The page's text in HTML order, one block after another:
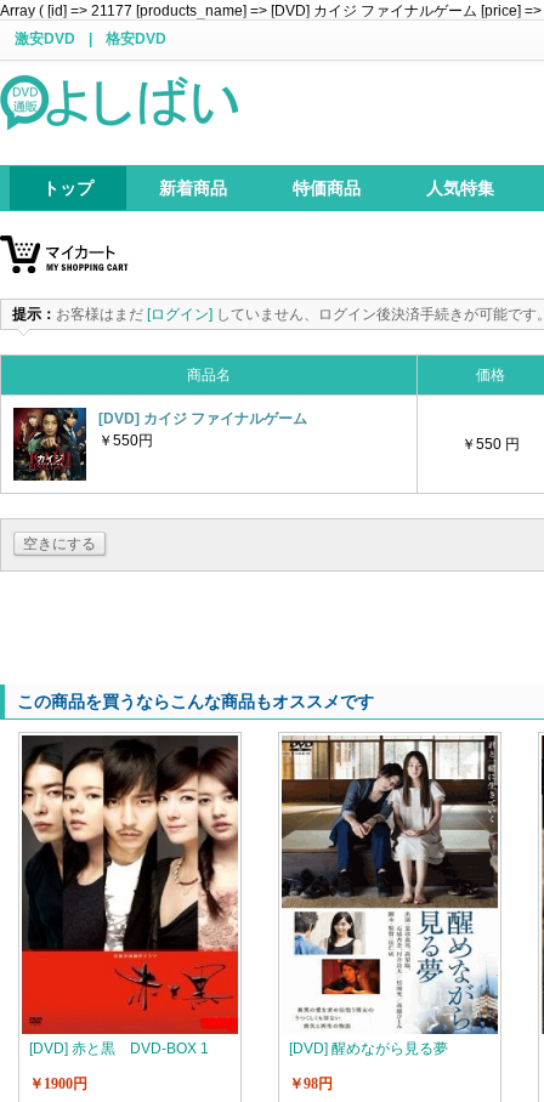
Array ( [id] => 21177 [products_name] => [DVD] カイジ ファイナルゲーム [price]
激安DVD
格安DVD
トップ 新着商品 特価商品 人気特集
提示： お客様はまだ [ログイン] していません、ログイン後決済手続きが可能です
商品名 価格
[DVD] カイジ ファイナルゲーム
￥550円
￥550 円
空きにする
この商品を買うならこんな商品もオススメです
[DVD] 赤と黒 DVD-BOX 1
￥1900円
[DVD] 醒めながら見る夢
￥98円